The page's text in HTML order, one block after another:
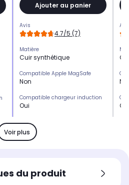
Ajouter au panier
Avis
4.7/5 (7)
Matière
Cuir synthétique
Compatible Apple MagSafe
Non
Compatible chargeur induction
Oui
Emplacement(s) carte(s)
Oui
Marque compatible
Samsung
Oui
Voir plus
du produit